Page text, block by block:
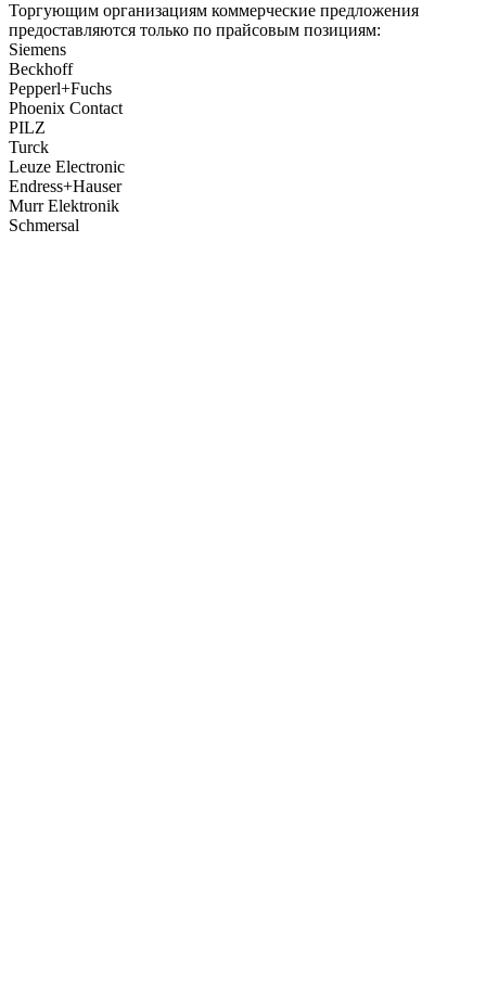
Торгующим организациям коммерческие предложения
предоставляются только по прайсовым позициям:
Siemens
Beckhoff
Pepperl+Fuchs
Phoenix Contact
PILZ
Turck
Leuze Electronic
Endress+Hauser
Murr Elektronik
Schmersal